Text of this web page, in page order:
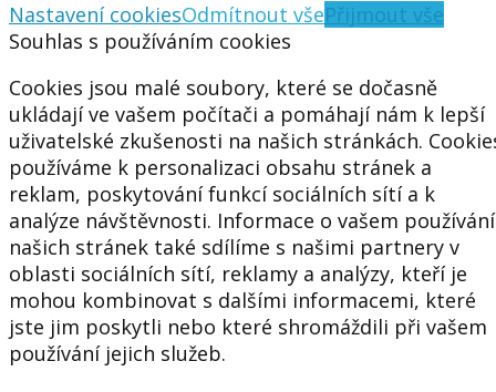
Nastavení cookiesOdmítnout všePřijmout vše
Souhlas s používáním cookies
Cookies jsou malé soubory, které se dočasně
ukládají ve vašem počítači a pomáhají nám k lepší
uživatelské zkušenosti na našich stránkách.
používáme k personalizaci obsahu stránek a
reklam, poskytování funkcí sociálních sítí a k
analýze návštěvnosti. Informace o vašem používání
našich stránek také sdílíme s našimi partnery v
oblasti sociálních sítí, reklamy a analýzy, kteří je
mohou kombinovat s dalšími informacemi, které
jste jim poskytli nebo které shromáždili při vašem
používání jejich služeb.